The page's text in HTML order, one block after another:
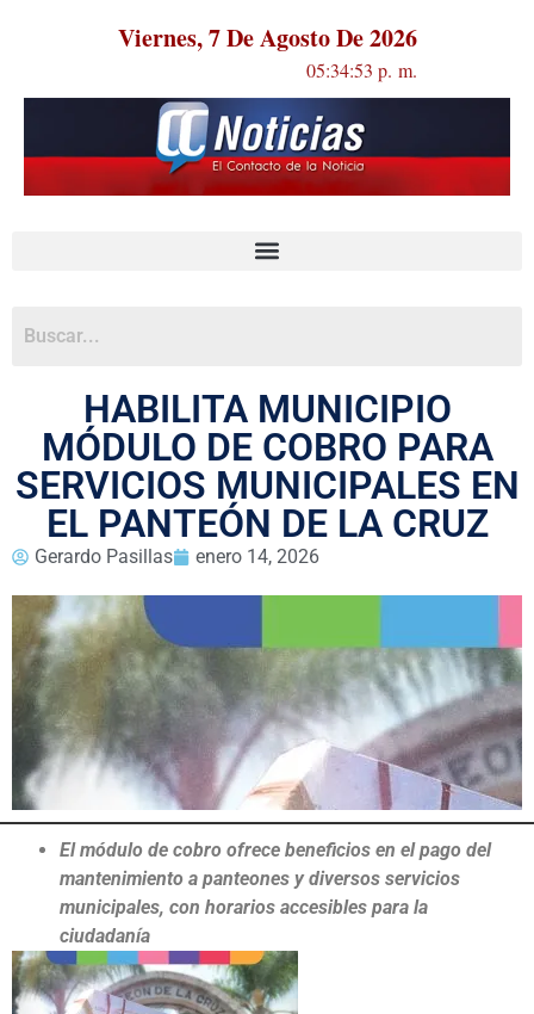
Viernes, 7 De Agosto De 2026
05:34:54 p. m.
HABILITA MUNICIPIO
MÓDULO DE COBRO PARA
SERVICIOS MUNICIPALES EN
EL PANTEÓN DE LA CRUZ
Gerardo Pasillas enero 14, 2026
El módulo de cobro ofrece beneficios en el pago del
mantenimiento a panteones y diversos servicios
municipales, con horarios accesibles para la
ciudadanía